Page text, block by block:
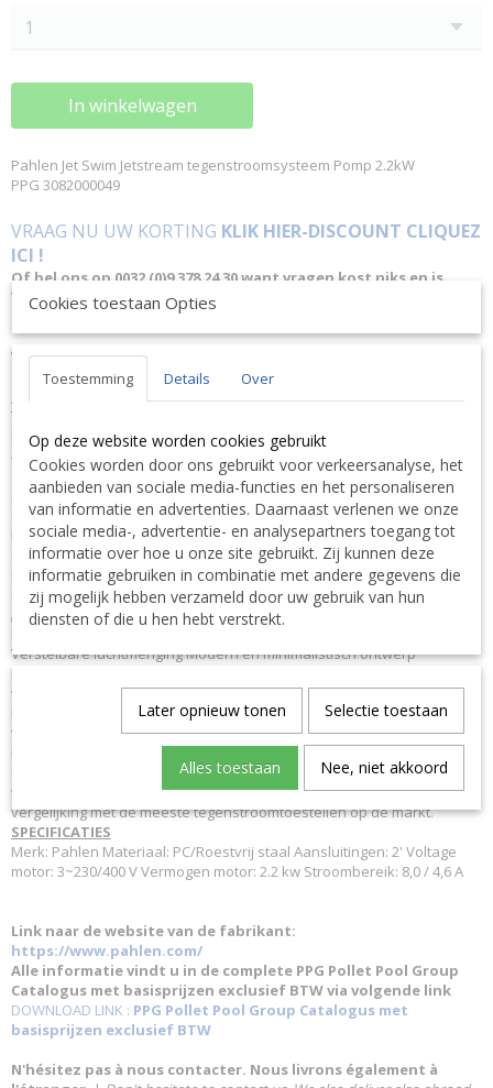
In winkelwagen
Pahlen Jet Swim Jetstream tegenstroomsysteem Pomp 2.2kW
PPG 3082000049
VRAAG NU UW KORTING KLIK HIER-DISCOUNT CLIQUEZ
ICI !
Of bel ons op 0032 (0)9 378 24 30 want vragen kost niks en is
VRIJBLIJVEND ! We geven altijd de laagste prijsgarantie en
bovendien persoonlijk advies.
Wij geven op aanvraag via mail hierop een KORTING inclusief
levering.
Tegenstroomsysteem met een motorvermogen van 2,2 kW (Jet Swim
Motion) of 4 kW (Jet Swim Athlete) en met krachtige waterstromen van
46 m³/h (Jet Swim Motion) of 68 m³/h (Jet Swim Athlete) om uw
zwemtechniek te trainen en lichamelijke conditie op te bouwen. Met
één druk op de knop aan de voorzijde kunt u de Jet Swim Motion
starten. De in de jetstroom gemengde lucht is naar wens instelbaar.
Modern en minimalistisch design met discrete handgreep die in het
frontpaneel is weggewerkt. Jet Swim Motion is leverbaar in twee
uitvoeringen: Classic en Marine. Dit systeem voldoet aan de eisen in
de zwembadnorm EN 16582.
ALGEMEEN
Verstelbare luchtmenging Modern en minimalistisch ontwerp
Ingebouwde handgreep Pneumatische startknop Voldoet aan eisen
van zwembadnormen Hoogwaardige motor Hoe werkt het?
Revolutionaire natuurlijke zwembeleving! Jet Swim Motion is gemaakt
van zuurbestendig roestvrij staal AISI 316L en gebruikt een volledig
nieuwe stromingstechniek met twee ovale inspuiters, waarvan de
onderste naar beneden is gericht om de waterstralen gelijkmatiger te
verdelen. Dit resulteert in een veel natuurlijkere zwemtechniek in
vergelijking met de meeste tegenstroomtoestellen op de markt.
SPECIFICATIES
Merk: Pahlen Materiaal: PC/Roestvrij staal Aansluitingen: 2' Voltage
motor: 3~230/400 V Vermogen motor: 2.2 kw Stroombereik: 8,0 / 4,6 A
Link naar de website van de fabrikant:
https://www.pahlen.com/
Alle informatie vindt u in de complete PPG Pollet Pool Group
Catalogus met basisprijzen exclusief BTW via volgende link
DOWNLOAD LINK : PPG Pollet Pool Group Catalogus met
basisprijzen exclusief BTW
N'hésitez pas à nous contacter. Nous livrons également à
Cookies toestaan Opties
Toestemming Details Over
Op deze website worden cookies gebruikt
Cookies worden door ons gebruikt voor verkeersanalyse, het
aanbieden van sociale media-functies en het personaliseren
van informatie en advertenties. Daarnaast verlenen we onze
sociale media-, advertentie- en analysepartners toegang tot
informatie over hoe u onze site gebruikt. Zij kunnen deze
informatie gebruiken in combinatie met andere gegevens die
zij mogelijk hebben verzameld door uw gebruik van hun
diensten of die u hen hebt verstrekt.
Later opnieuw tonen Selectie toestaan
Alles toestaan Nee, niet akkoord